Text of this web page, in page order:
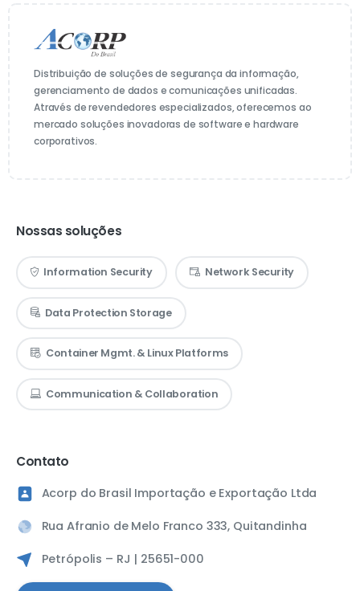
Distribuição de soluções de segurança da informação,
gerenciamento de dados e comunicações unificadas.
Através de revendedores especializados, oferecemos ao
mercado soluções inovadoras de software e hardware
corporativos.
Nossas soluções
Information Security Network Security
Data Protection Storage
Container Mgmt. & Linux Platforms
Communication & Collaboration
Contato
Acorp do Brasil Importação e Exportação Ltda
Rua Afranio de Melo Franco 333, Quitandinha
Petrópolis – RJ | 25651-000